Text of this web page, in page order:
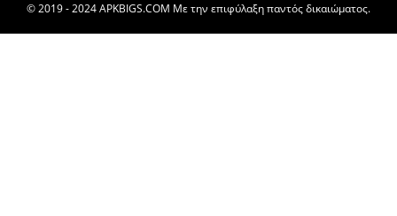
© 2019 - 2024 APKBIGS.COM Με την επιφύλαξη παντός δικαιώματος.